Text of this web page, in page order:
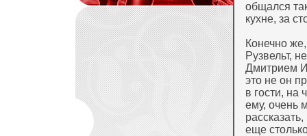
общался
кухне, за
Конечно
Рузвельт,
Дмитрием
это не он
в гости, на
ему, очень
еще